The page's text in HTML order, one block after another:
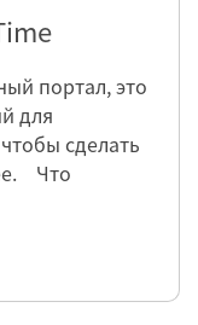
портал, это
для
сделать
Что